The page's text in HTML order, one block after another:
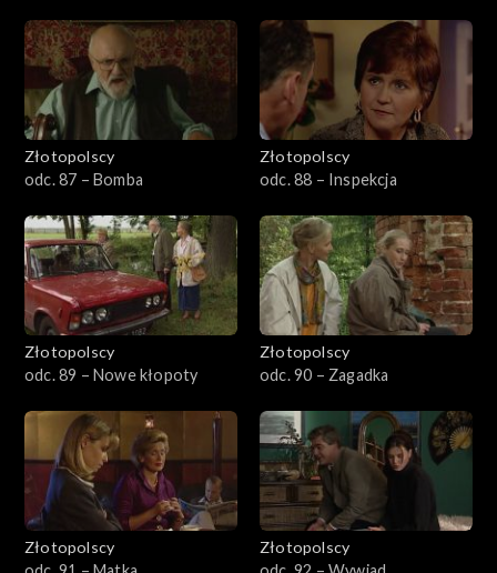
Złotopolscy
odc. 87 – Bomba
Złotopolscy
odc. 88 – Inspekcja
Złotopolscy
odc. 89 – Nowe kłopoty
Złotopolscy
odc. 90 – Zagadka
Złotopolscy
Złotopolscy